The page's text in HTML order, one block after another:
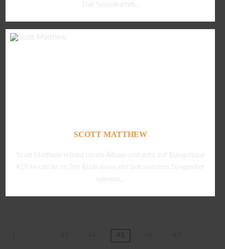
Das Soundkartell...
SCOTT MATTHEW
Scott Matthew releast neues Album und geht auf Europatour
#19 Heute ist es Zeit Euch einen der bekannteren Songwriter
namens...